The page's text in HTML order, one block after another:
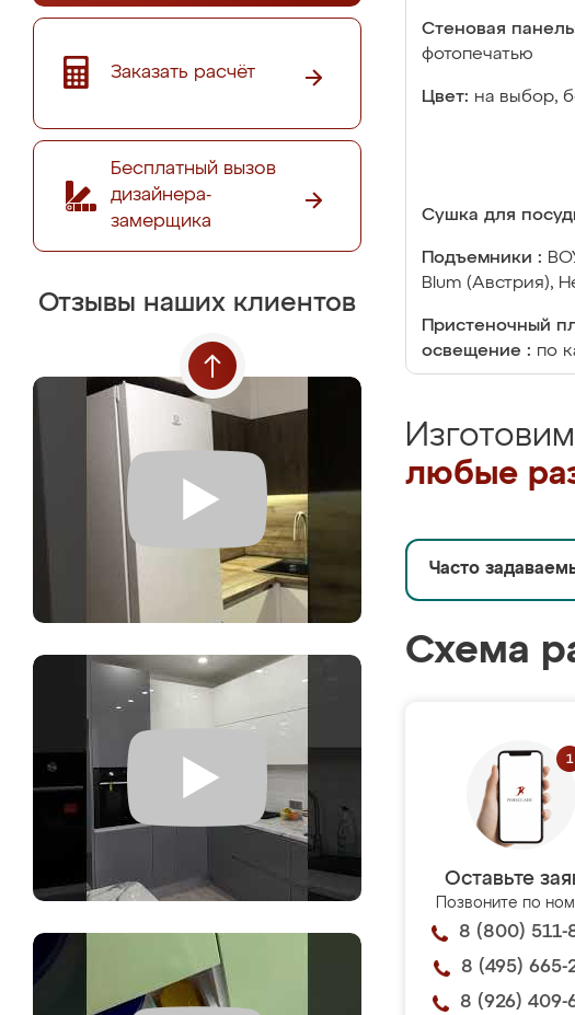
Заказать расчёт
Бесплатный вызов
дизайнера-
замерщика
Отзывы наших клиентов
Стеновая
фотопечатью
Цвет: на выбор,
Сушка для
Подъемники :
Blum (Австрия),
Пристеночный
освещение : по
любые
Часто
Схема
Оставьте
Позвоните по
8 (800) 511-
8 (495) 665-
8 (926) 409-